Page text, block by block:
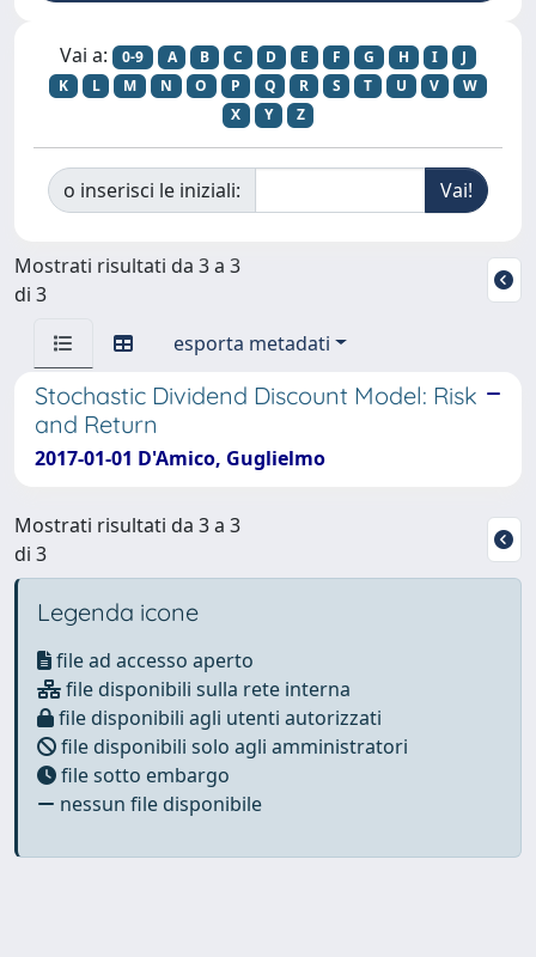
Vai a: 0-9 A B C D E F G H I
J
K
L M N O P Q R S T U V
W
X
Y Z
o inserisci le iniziali:
Mostrati risultati da 3 a 3
di 3
esporta metadati
Stochastic Dividend Discount Model: Risk
and Return
2017-01-01 D'Amico, Guglielmo
Mostrati risultati da 3 a 3
di 3
Legenda icone
file ad accesso aperto
file disponibili sulla rete interna
file disponibili agli utenti autorizzati
file disponibili solo agli amministratori
file sotto embargo
nessun file disponibile